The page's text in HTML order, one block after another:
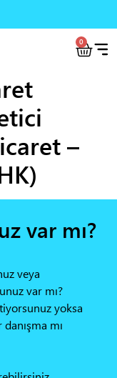
0
–
var mı?
veya
var mı?
yoksa
mı